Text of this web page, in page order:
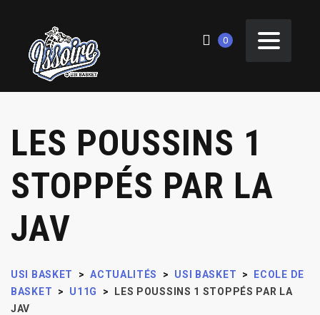
0
LES POUSSINS 1
STOPPÉS PAR LA
JAV
USI BASKET > ACTUALITÉS > USI BASKET >
ECOLE DE
BASKET
> U11G >
LES POUSSINS 1 STOPPÉS PAR LA
JAV